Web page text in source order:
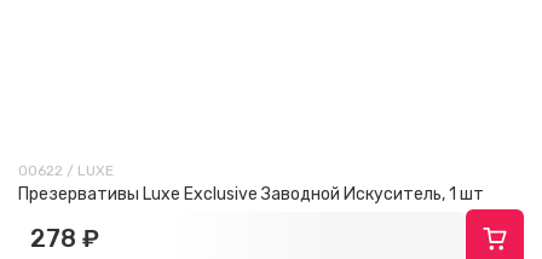
00622 / LUXE
Презервативы Luxe Exclusive Заводной Искуситель, 1 шт
278 ₽